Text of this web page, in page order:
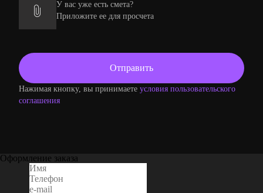
У вас уже есть смета?
Приложите ее для просчета
Нажимая кнопку, вы принимаете условия пользовательского
соглашения
Оформление заказа